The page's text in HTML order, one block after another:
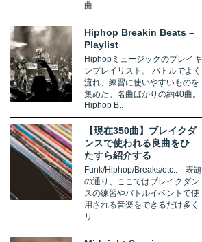
曲..
Hiphop Breakin Beats –
Playlist
Hiphopミュージックのブレイキ
ンプレイリスト。 バトルでよく
流れ、練習に使いやすいものを
集めた。名曲ばかりの約40曲。
Hiphop B..
【現在350曲】ブレイクダ
ンスで使われる良曲をひ
たすら紹介する
Funk/Hiphop/Breaks/etc.. 表題
の通り、ここではブレイクダン
スの練習やバトルイベントで使
用される音楽をできるだけ多く
リ..